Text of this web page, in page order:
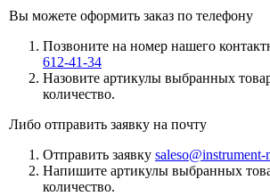
Вы можете оформить заказ по телефону
Позвоните на номер нашего
612-41-34
Назовите артикулы выбранных
количество.
Либо отправить заявку на почту
Отправить заявку saleso@instrument-
Напишите артикулы выбранных
количество.